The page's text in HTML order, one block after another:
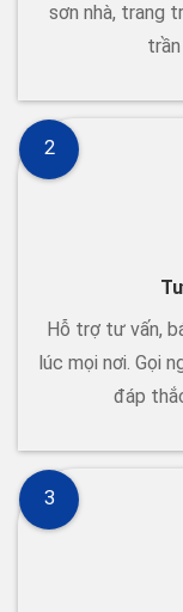
sơn nhà, trang
Hỗ trợ tư vấn,
lúc mọi nơi. Gọi
đáp
2
3